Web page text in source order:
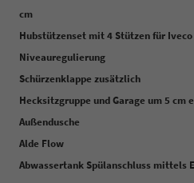
cm
Hubstützenset mit 4 Stützen für
Niveauregulierung
Schürzenklappe zusätzlich
Hecksitzgruppe und Garage um 5 cm
Außendusche
Alde Flow
Abwassertank Spülanschluss mittels